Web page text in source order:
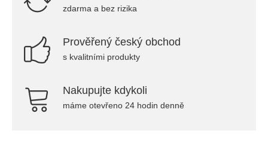
zdarma a bez rizika
Prověřený český obchod
s kvalitními produkty
Nakupujte kdykoli
máme otevřeno 24 hodin denně